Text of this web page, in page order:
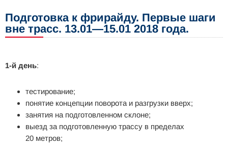
Подготовка к фрирайду. Первые шаги
вне трасс. 13.01—15.01 2018 года.
1-й день:
тестирование;
понятие концепции поворота и разгрузки вверх;
занятия на подготовленном склоне;
выезд за подготовленную трассу в пределах
20 метров;